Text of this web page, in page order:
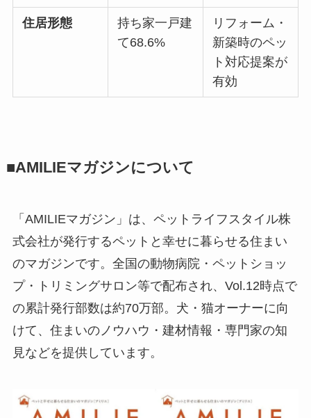
住居形態
持ち家一戸建
て68.6%
リフォーム・
新築時のペッ
ト対応提案が
有効
■AMILIEマガジンについて
「AMILIEマガジン」は、ペットライフスタイル株
式会社が発行するペットと幸せに暮らせる住まい
のマガジンです。全国の動物病院・ペットショッ
プ・トリミングサロン等で配布され、Vol.12時点で
の累計発行部数は約70万部。犬・猫オーナーに向
けて、住まいのノウハウ・建材情報・専門家の知
見などを提供しています。